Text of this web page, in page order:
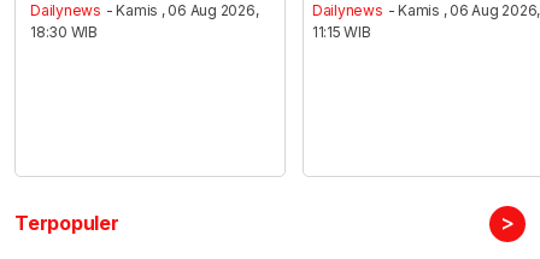
Dailynews - Kamis , 06 Aug 2026,
18:30 WIB
Dailynews - Kamis , 06 Aug 2026,
11:15 WIB
Terpopuler >